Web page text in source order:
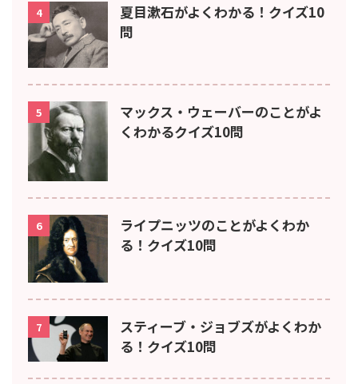
4
夏目漱石がよくわかる！クイズ10
問
5
マックス・ウェーバーのことがよ
くわかるクイズ10問
6
ライプニッツのことがよくわか
る！クイズ10問
7
スティーブ・ジョブズがよくわか
る！クイズ10問